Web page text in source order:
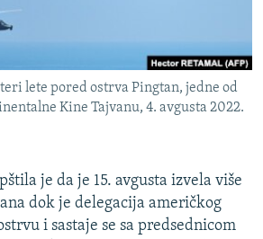
2024.
U BIH
lete pored ostrva Pingtan, jedne od
Kine Tajvanu, 4. avgusta 2022.
je da je 15. avgusta izvela više
dok je delegacija američkog
i sastaje se sa predsednicom